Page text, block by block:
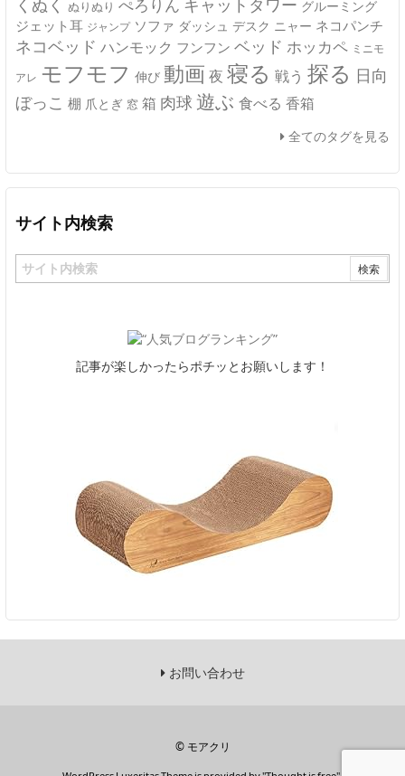
くぬく ぬりぬり ぺろりん グルーミング
ジェット耳 ジャンプ ソファ ダッシュ デスク ニャー ネコパンチ
ネコベッド ハンモック フンフン ベッド ホッカペ ミニモ
アレ モフモフ 伸び 動画 夜 寝る 戦う 探る 日向
ぼっこ 棚 爪とぎ 窓 箱 肉球 遊ぶ 食べる 香箱
全てのタグを見る
サイト内検索
記事が楽しかったらポチッとお願いします！
お問い合わせ
© モアクリ